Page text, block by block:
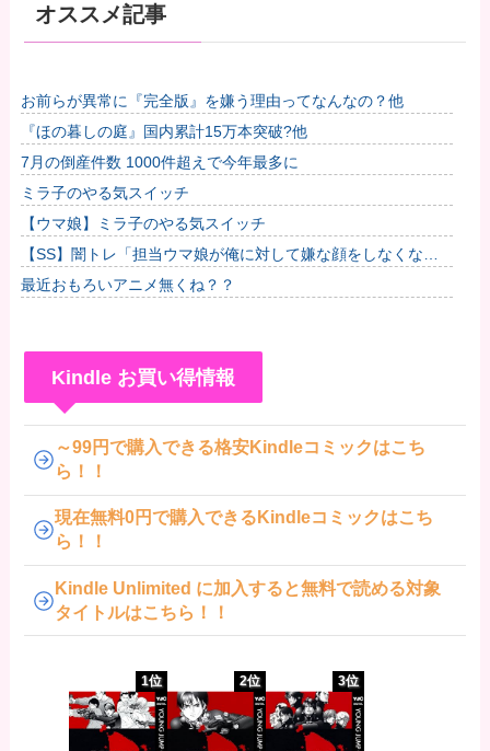
オススメ記事
お前らが異常に『完全版』を嫌う理由ってなんなの？他
『ほの暮しの庭』国内累計15万本突破?他
7月の倒産件数 1000件超えで今年最多に
ミラ子のやる気スイッチ
【ウマ娘】ミラ子のやる気スイッチ
【SS】闇トレ「担当ウマ娘が俺に対して嫌な顔をしなくなっ
たので、言葉責めをすることで身の毛がよだつ思いをしてもら
うことに...
最近おもろいアニメ無くね？？
Kindle お買い得情報
～99円で購入できる格安Kindleコミックはこち
ら！！
現在無料0円で購入できるKindleコミックはこち
ら！！
Kindle Unlimited に加入すると無料で読める対象
タイトルはこちら！！
1位 2位 3位